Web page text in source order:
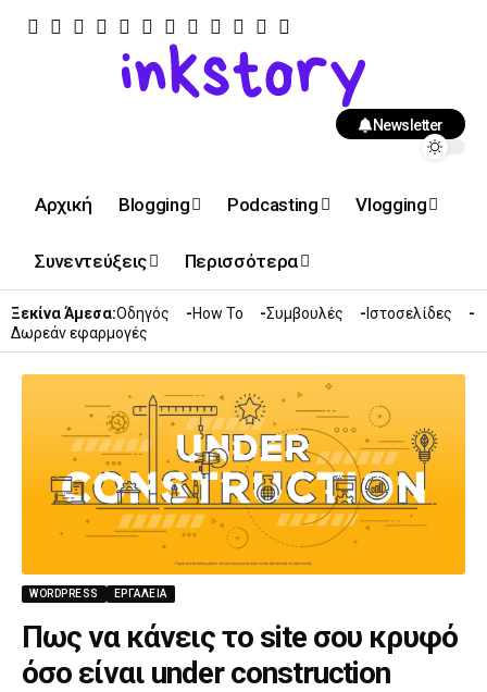
Newsletter
Αρχική Blogging Podcasting Vlogging
Συνεντεύξεις Περισσότερα
Ξεκίνα Άμεσα:Οδηγός How To Συμβουλές
Ιστοσελίδες
Δωρεάν εφαρμογές
WORDPRESS ΕΡΓΑΛΕΊΑ
Πως να κάνεις το site σου κρυφό
όσο είναι under construction